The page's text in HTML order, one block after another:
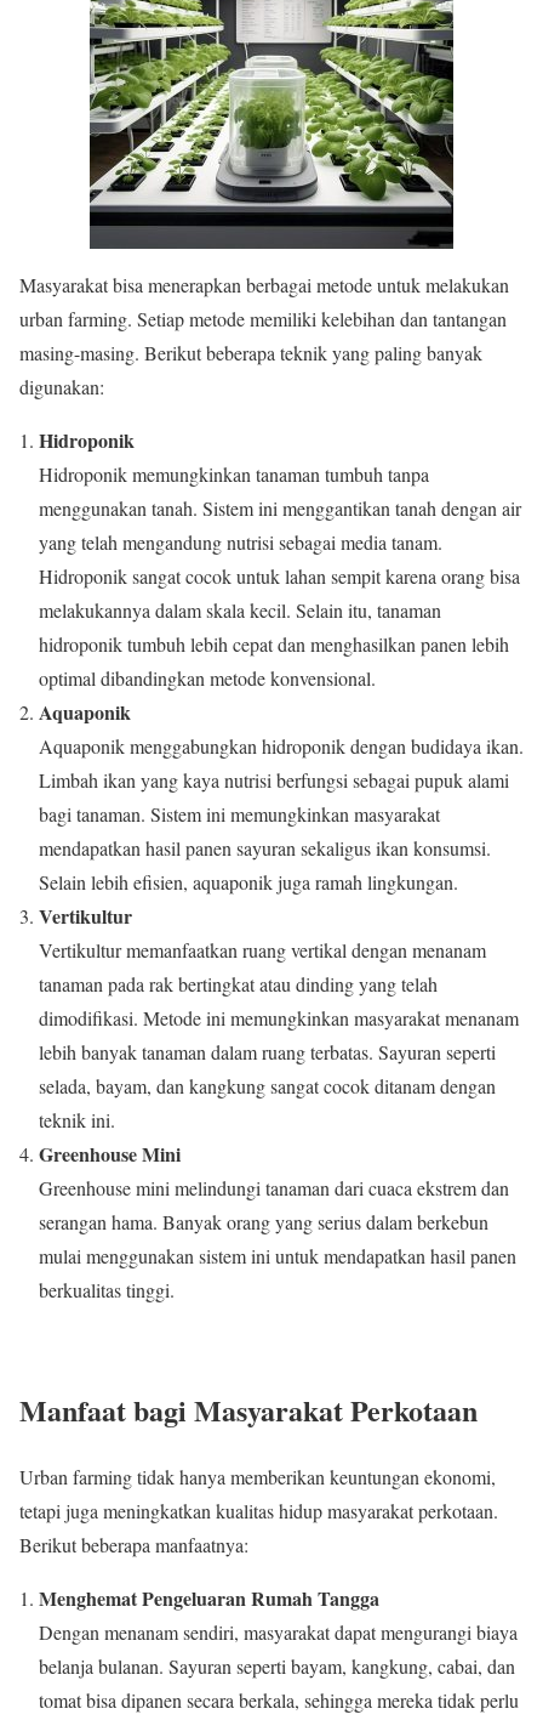
Masyarakat bisa menerapkan berbagai metode untuk melakukan
urban farming. Setiap metode memiliki kelebihan dan tantangan
masing-masing. Berikut beberapa teknik yang paling banyak
digunakan:
Hidroponik
Hidroponik memungkinkan tanaman tumbuh tanpa
menggunakan tanah. Sistem ini menggantikan tanah dengan air
yang telah mengandung nutrisi sebagai media tanam.
Hidroponik sangat cocok untuk lahan sempit karena orang bisa
melakukannya dalam skala kecil. Selain itu, tanaman
hidroponik tumbuh lebih cepat dan menghasilkan panen lebih
optimal dibandingkan metode konvensional.
Aquaponik
Aquaponik menggabungkan hidroponik dengan budidaya ikan.
Limbah ikan yang kaya nutrisi berfungsi sebagai pupuk alami
bagi tanaman. Sistem ini memungkinkan masyarakat
mendapatkan hasil panen sayuran sekaligus ikan konsumsi.
Selain lebih efisien, aquaponik juga ramah lingkungan.
Vertikultur
Vertikultur memanfaatkan ruang vertikal dengan menanam
tanaman pada rak bertingkat atau dinding yang telah
dimodifikasi. Metode ini memungkinkan masyarakat menanam
lebih banyak tanaman dalam ruang terbatas. Sayuran seperti
selada, bayam, dan kangkung sangat cocok ditanam dengan
teknik ini.
Greenhouse Mini
Greenhouse mini melindungi tanaman dari cuaca ekstrem dan
serangan hama. Banyak orang yang serius dalam berkebun
mulai menggunakan sistem ini untuk mendapatkan hasil panen
berkualitas tinggi.
Manfaat bagi Masyarakat Perkotaan
Urban farming tidak hanya memberikan keuntungan ekonomi,
tetapi juga meningkatkan kualitas hidup masyarakat perkotaan.
Berikut beberapa manfaatnya:
Menghemat Pengeluaran Rumah Tangga
Dengan menanam sendiri, masyarakat dapat mengurangi biaya
belanja bulanan. Sayuran seperti bayam, kangkung, cabai, dan
tomat bisa dipanen secara berkala, sehingga mereka tidak perlu